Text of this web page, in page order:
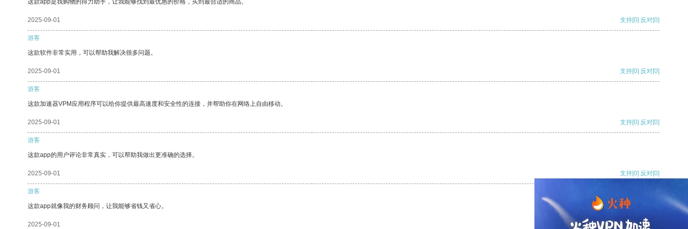
这款app是我购物的得力助手，让我能够找到最优惠的价格，买到最合适的商品。
2025-09-01 支持[0] 反对[0]
游客
这款软件非常实用，可以帮助我解决很多问题。
2025-09-01 支持[0] 反对[0]
游客
这款加速器VPM应用程序可以给你提供最高速度和安全性的连接，并帮助你在网络上自由移动。
2025-09-01 支持[0] 反对[0]
游客
这款app的用户评论非常真实，可以帮助我做出更准确的选择。
2025-09-01 支持[0] 反对[0]
游客
这款app就像我的财务顾问，让我能够省钱又省心。
2025-09-01 支持[0] 反对